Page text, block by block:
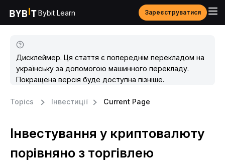
Bybit Learn Зареєструватися
Дисклеймер. Ця стаття є попереднім перекладом на
українську за допомогою машинного перекладу.
Покращена версія буде доступна пізніше.
Topics Інвестиції Current Page
Інвестування у криптовалюту
порівняно з торгівлею